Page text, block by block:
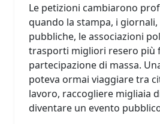
Le petizioni cambiarono
quando la stampa, i giornali,
pubbliche, le associazioni
trasporti migliori resero più
partecipazione di massa.
poteva ormai viaggiare tra
lavoro, raccogliere migliaia
diventare un evento